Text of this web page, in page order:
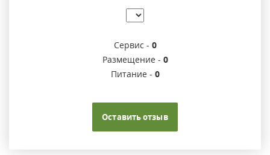
Сервис - 0
Размещение - 0
Питание - 0
Оставить отзыв